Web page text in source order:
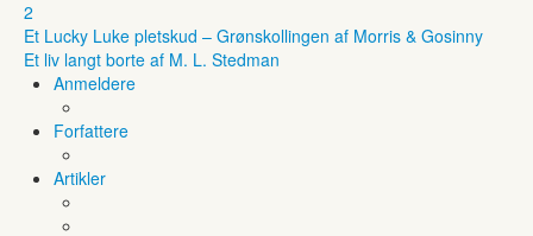
2
Et Lucky Luke pletskud – Grønskollingen af Morris & Gosinny
Et liv langt borte af M. L. Stedman
Anmeldere
Forfattere
Artikler